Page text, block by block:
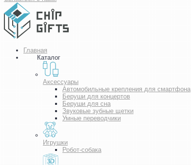
Главная
Каталог
Аксессуары
Автомобильные крепления для смартфона
Беруши для концертов
Беруши для сна
Звуковые зубные щетки
Умные переводчики
Игрушки
Робот-собака